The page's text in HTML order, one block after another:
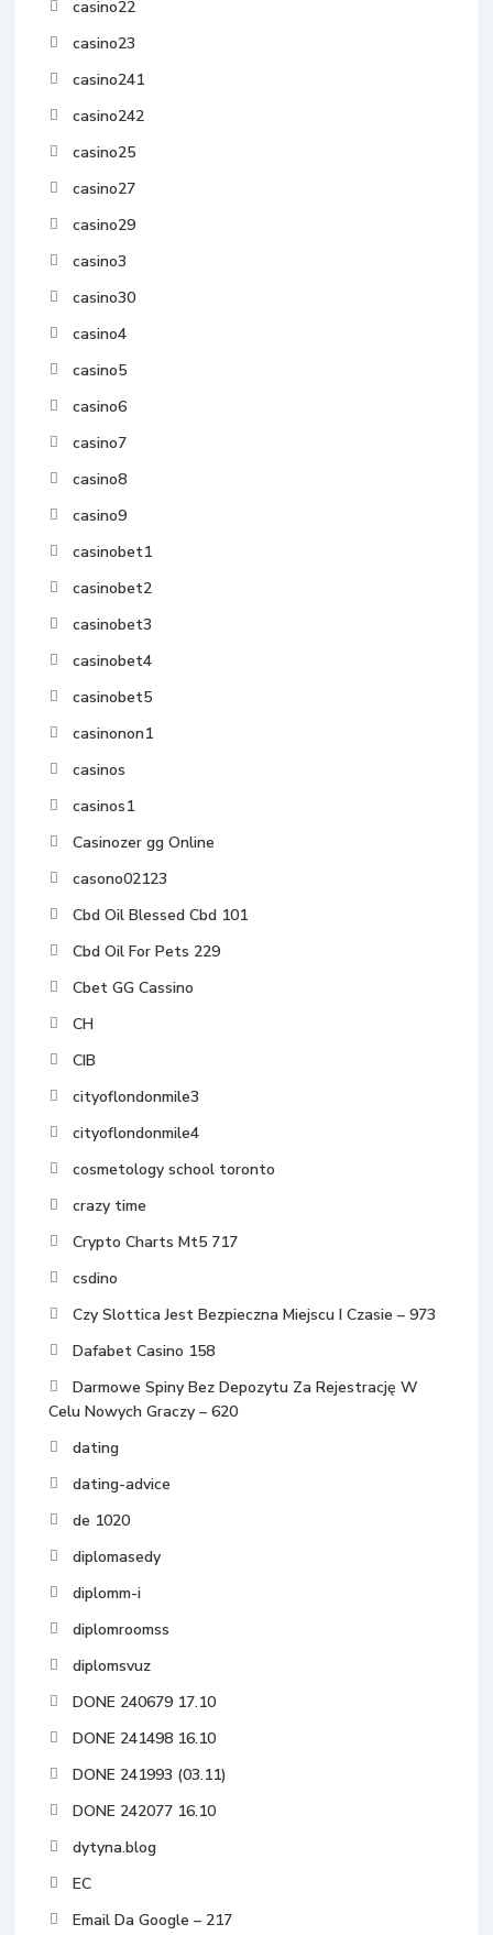
casino22
casino23
casino241
casino242
casino25
casino27
casino29
casino3
casino30
casino4
casino5
casino6
casino7
casino8
casino9
casinobet1
casinobet2
casinobet3
casinobet4
casinobet5
casinonon1
casinos
casinos1
Casinozer gg Online
casono02123
Cbd Oil Blessed Cbd 101
Cbd Oil For Pets 229
Cbet GG Cassino
CH
CIB
cityoflondonmile3
cityoflondonmile4
cosmetology school toronto
crazy time
Crypto Charts Mt5 717
csdino
Czy Slottica Jest Bezpieczna Miejscu I Czasie – 973
Dafabet Casino 158
Darmowe Spiny Bez Depozytu Za Rejestrację W
Celu Nowych Graczy – 620
dating
dating-advice
de 1020
diplomasedy
diplomm-i
diplomroomss
diplomsvuz
DONE 240679 17.10
DONE 241498 16.10
DONE 241993 (03.11)
DONE 242077 16.10
dytyna.blog
EC
Email Da Google – 217